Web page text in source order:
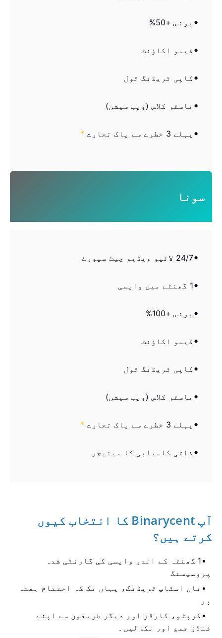
بونس +50%
ڈیمو اکاؤنٹ
کاپی ٹریڈنگ ٹول
ماسٹر کلاس (ویب سیشن)
پہلے 3 خطرے سے پاک تجارت *
سونا
24/7 لائیو ویڈیو چیٹ سپورٹ
1 گھنٹے میں واپسی
بونس +100%
ڈیمو اکاؤنٹ
کاپی ٹریڈنگ ٹول
ماسٹر کلاس (ویب سیشن)
پہلے 3 خطرے سے پاک تجارت *
ذاتی کامیابی کا مینیجر
آپ Binarycent کا انتخاب کیوں
کرتے ہیں؟
1 گھنٹہ کے اندر واپسی کی گارنٹی شدہ
پروسیسنگ
نان اسٹاپ ٹریڈنگ، یہاں تک کہ اختتام ہفتہ
پر
کرپٹو، کارڈز اور دیگر طریقوں سے اپنے
فنڈز جمع اور نکالیں۔